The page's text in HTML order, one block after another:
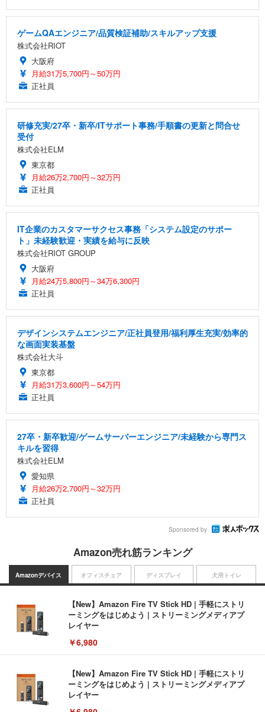
ゲームQAエンジニア/品質検証補助/スキルアップ支援
株式会社RIOT
大阪府
月給31万5,700円～50万円
正社員
研修充実/27卒・新卒/ITサポート事務/手順書の更新と問合せ
受付
株式会社ELM
東京都
月給26万2,700円～32万円
正社員
IT企業のカスタマーサクセス事務「システム設定のサポー
ト」未経験歓迎・実績を給与に反映
株式会社RIOT GROUP
大阪府
月給24万5,800円～34万6,300円
正社員
デザインシステムエンジニア/正社員登用/福利厚生充実/効率的
な画面実装基盤
株式会社大斗
東京都
月給31万3,600円～54万円
正社員
27卒・新卒歓迎/ゲームサーバーエンジニア/未経験から専門ス
キルを習得
株式会社ELM
愛知県
月給26万2,700円～32万円
正社員
Sponsored by
Amazon売れ筋ランキング
Amazonデバイス
【New】Amazon Fire TV Stick HD | 手軽にストリ
ーミングをはじめよう | ストリーミングメディアプ
レイヤー
￥6,980
【New】Amazon Fire TV Stick HD | 手軽にストリ
ーミングをはじめよう | ストリーミングメディアプ
レイヤー
オフィスチェア ディスプレイ 犬用トイレ